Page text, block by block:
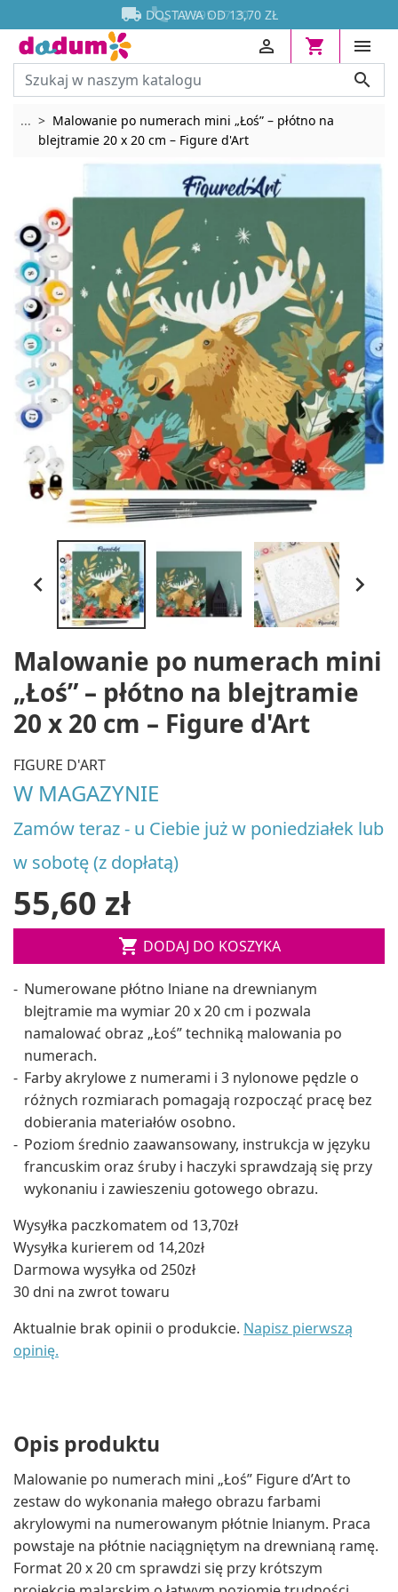

 DOSTAWA OD 13,70 ZŁ






... Rozwiń breadcrumbs
Malowanie po numerach mini „Łoś” – płótno na
blejtramie 20 x 20 cm – Figure d'Art
 
Malowanie po numerach mini
„Łoś” – płótno na blejtramie
20 x 20 cm – Figure d'Art
FIGURE D'ART
W MAGAZYNIE
Zamów teraz - u Ciebie już w poniedziałek lub
w sobotę (z dopłatą)
55,60 zł
 DODAJ DO KOSZYKA
Numerowane płótno lniane na drewnianym
blejtramie ma wymiar 20 x 20 cm i pozwala
namalować obraz „Łoś” techniką malowania po
numerach.
Farby akrylowe z numerami i 3 nylonowe pędzle o
różnych rozmiarach pomagają rozpocząć pracę bez
dobierania materiałów osobno.
Poziom średnio zaawansowany, instrukcja w języku
francuskim oraz śruby i haczyki sprawdzają się przy
wykonaniu i zawieszeniu gotowego obrazu.
Wysyłka paczkomatem od 13,70zł
Wysyłka kurierem od 14,20zł
Darmowa wysyłka od 250zł
30 dni na zwrot towaru
Aktualnie brak opinii o produkcie. Napisz pierwszą
opinię.
Opis produktu
Malowanie po numerach mini „Łoś” Figure d’Art to
zestaw do wykonania małego obrazu farbami
akrylowymi na numerowanym płótnie lnianym. Praca
powstaje na płótnie naciągniętym na drewnianą ramę.
Format 20 x 20 cm sprawdzi się przy krótszym